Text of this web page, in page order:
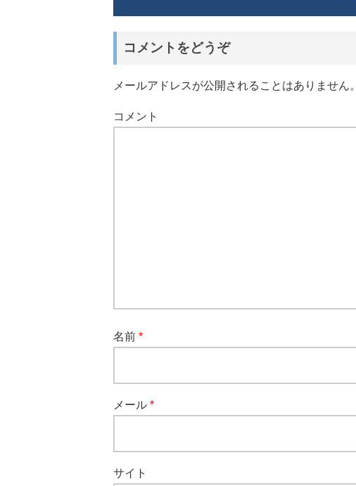
コメントをどうぞ
メールアドレスが公開されることはありません。
コメント
名前 *
メール *
サイト